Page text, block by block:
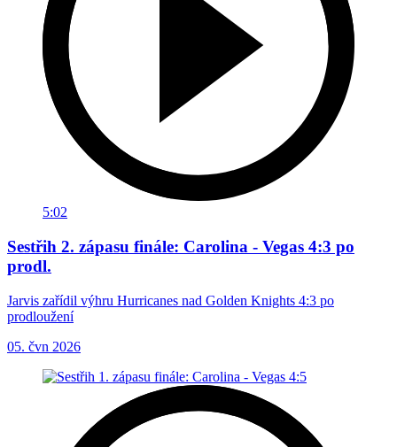
5:02
Sestřih 2. zápasu finále: Carolina - Vegas 4:3 po
prodl.
Jarvis zařídil výhru Hurricanes nad Golden Knights 4:3 po
prodloužení
05. čvn 2026